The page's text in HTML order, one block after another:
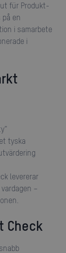
für Produkt-
på en
i samarbete
i
–
Check